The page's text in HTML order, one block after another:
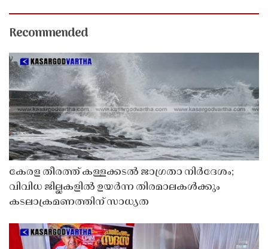
Recommended
കേരള തീരത്ത് കള്ളക്കടൽ ജാഗ്രതാ നിർദേശം;
വിവിധ ജില്ലകളിൽ ഉയർന്ന തിരമാലകൾക്കും
കടലാക്രമണത്തിന് സാധ്യത